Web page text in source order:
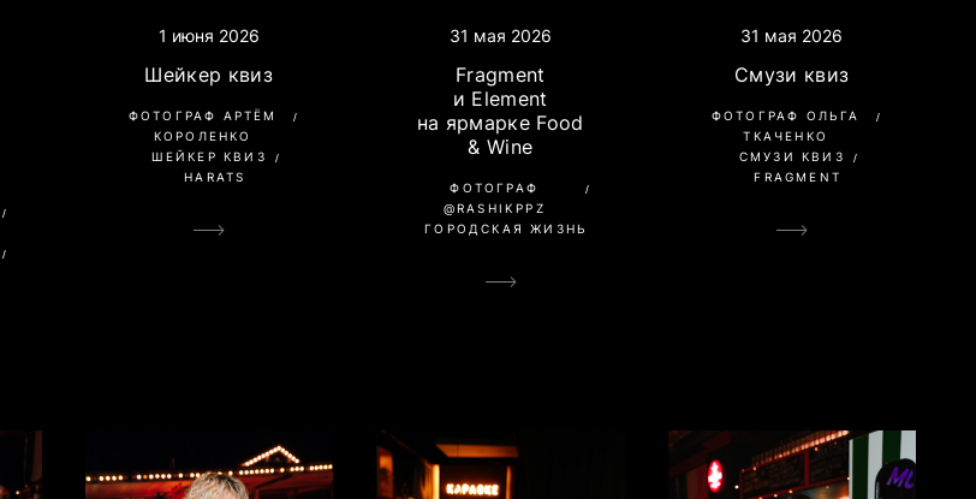
1 июня 2026
Шейкер квиз
ФОТОГРАФ АРТЁМ
КОРОЛЕНКО
ШЕЙКЕР КВИЗ
HARATS
31 мая 2026
Fragment
и Element
на ярмарке Food
& Wine
ФОТОГРАФ
@RASHIKPPZ
ГОРОДСКАЯ ЖИЗНЬ
31 мая 2026
Смузи квиз
ФОТОГРАФ ОЛЬГА
ТКАЧЕНКО
СМУЗИ КВИЗ
FRAGMENT